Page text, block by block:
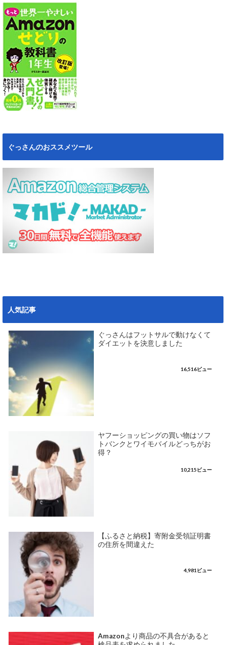
ぐっさんのおススメツール
人気記事
ぐっさんはフットサルで動けなくて
ダイエットを決意しました
16,516ビュー
ヤフーショッピングの買い物はソフ
トバンクとワイモバイルどっちがお
得？
10,215ビュー
【ふるさと納税】寄附金受領証明書
の住所を間違えた
4,981ビュー
Amazonより商品の不具合があると